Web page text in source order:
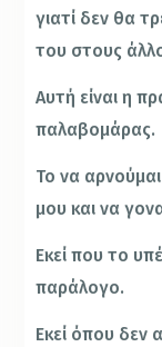
γιατί δεν θα
του στους
Αυτή είναι η
παλαβομάρας.
Το να
μου και να
Εκεί που το
παράλογο.
Εκεί όπου δεν